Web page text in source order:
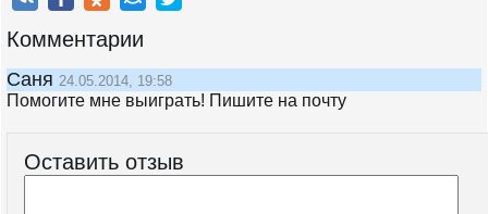
Комментарии
Саня 24.05.2014, 19:58
Помогите мне выиграть! Пишите на почту
Оставить отзыв